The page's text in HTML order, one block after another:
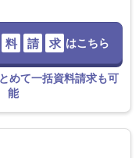
料 請 求 はこちら
めて一括資料請求も可
能